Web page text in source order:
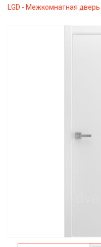
LGD - Межкомнатная